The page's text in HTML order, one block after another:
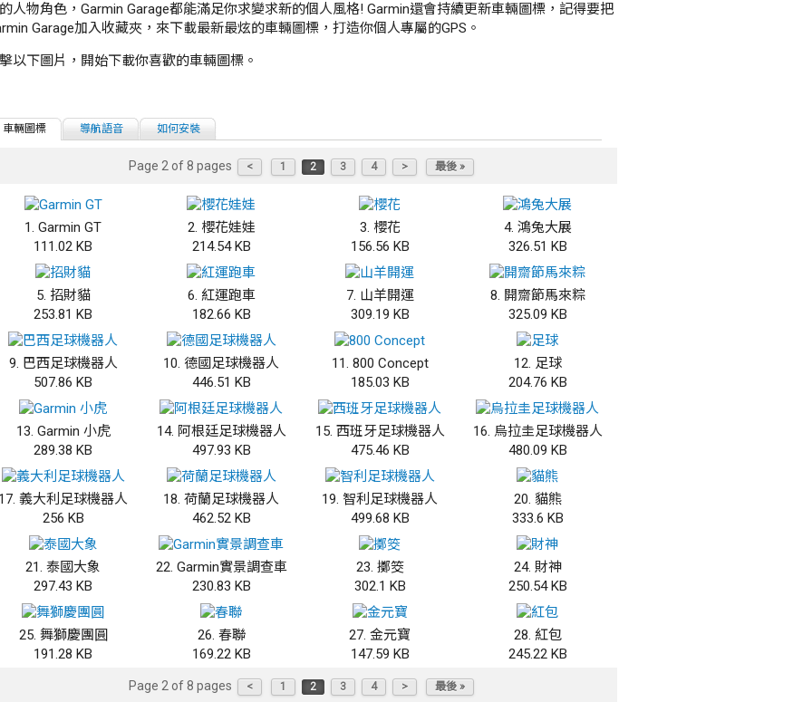
人物角色，Garmin Garage都能滿足你求變求新的個人風格! Garmin還會持續更新車輛圖標，記得要把
Garage加入收藏夾，來下載最新最炫的車輛圖標，打造你個人專屬的GPS。
以下圖片，開始下載你喜歡的車輛圖標。
車輛圖標 導航語音 如何安裝
Page 2 of 8 pages < 1 2 3 4 > 最後 »
1. Garmin GT
111.02 KB
2. 櫻花娃娃
214.54 KB
3. 櫻花
156.56 KB
4. 鴻兔大展
326.51 KB
5. 招財貓
253.81 KB
6. 紅運跑車
182.66 KB
7. 山羊開運
309.19 KB
8. 開齋節馬來粽
325.09 KB
9. 巴西足球機器人
507.86 KB
10. 德國足球機器人
446.51 KB
11. 800 Concept
185.03 KB
12. 足球
204.76 KB
13. Garmin 小虎
289.38 KB
14. 阿根廷足球機器人
497.93 KB
15. 西班牙足球機器人
475.46 KB
16. 烏拉圭足球機器人
480.09 KB
17. 義大利足球機器人
256 KB
18. 荷蘭足球機器人
462.52 KB
19. 智利足球機器人
499.68 KB
20. 貓熊
333.6 KB
21. 泰國大象
297.43 KB
22. Garmin實景調查車
230.83 KB
23. 擲筊
302.1 KB
24. 財神
250.54 KB
25. 舞獅慶團圓
191.28 KB
26. 春聯
169.22 KB
27. 金元寶
147.59 KB
28. 紅包
245.22 KB
Page 2 of 8 pages < 1 2 3 4 > 最後 »